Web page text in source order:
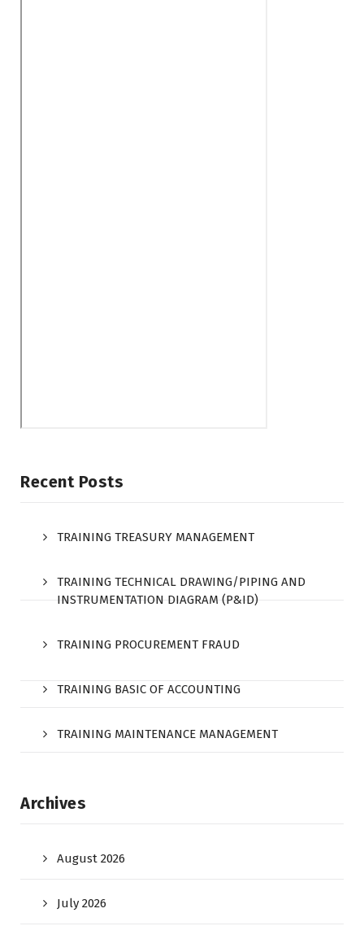
Recent Posts
TRAINING TREASURY MANAGEMENT
TRAINING TECHNICAL DRAWING/PIPING AND
INSTRUMENTATION DIAGRAM (P&ID)
TRAINING PROCUREMENT FRAUD
TRAINING BASIC OF ACCOUNTING
TRAINING MAINTENANCE MANAGEMENT
Archives
August 2026
July 2026